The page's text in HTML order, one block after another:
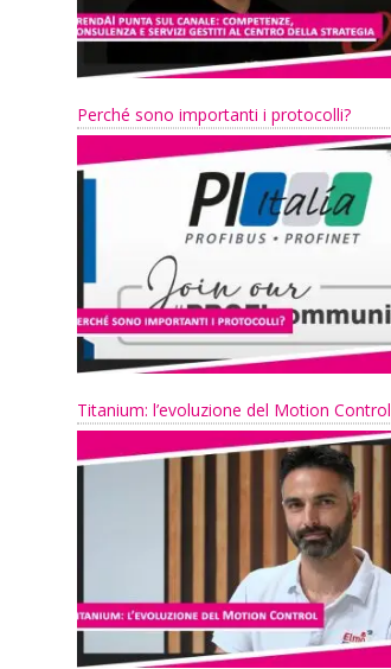
Perché sono importanti i protocolli?
Titanium: l’evoluzione del Motion Control